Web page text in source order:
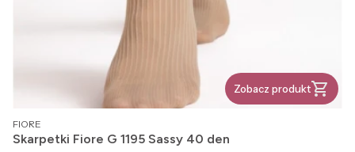
Zobacz produkt
PRODUCENT
FIORE
Skarpetki Fiore G 1195 Sassy 40 den